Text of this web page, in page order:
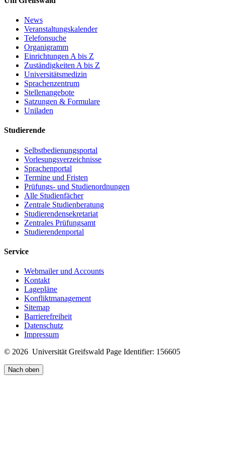
News
Veranstaltungskalender
Telefonsuche
Organigramm
Einrichtungen A bis Z
Zuständigkeiten A bis Z
Universitätsmedizin
Sprachenzentrum
Stellenangebote
Satzungen & Formulare
Uniladen
Studierende
Selbstbedienungsportal
Vorlesungsverzeichnisse
Sprachenportal
Termine und Fristen
Prüfungs- und Studienordnungen
Alle Studienfächer
Zentrale Studienberatung
Studierendensekretariat
Zentrales Prüfungsamt
Studierendenportal
Service
Webmailer und Accounts
Kontakt
Lagepläne
Konfliktmanagement
Sitemap
Barrierefreiheit
Datenschutz
Impressum
© 2026 Universität Greifswald Page Identifier: 156605
Nach oben